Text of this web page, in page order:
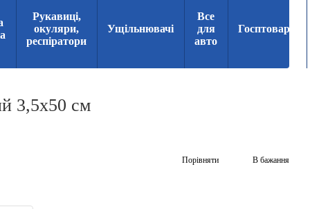
Рукавиці,
окуляри,
респіратори
Ущільнювачі
Все
для
авто
Госптовари
3,5х50 см
Порівняти В бажання